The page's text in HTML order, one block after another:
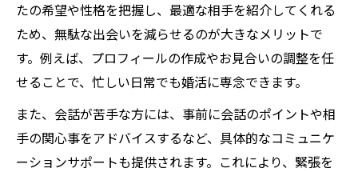
たの希望や性格を把握し、最適な相手を紹介してくれる
ため、無駄な出会いを減らせるのが大きなメリットで
す。例えば、プロフィールの作成やお見合いの調整を任
せることで、忙しい日常でも婚活に専念できます。
また、会話が苦手な方には、事前に会話のポイントや相
手の関心事をアドバイスするなど、具体的なコミュニケ
ーションサポートも提供されます。これにより、緊張を